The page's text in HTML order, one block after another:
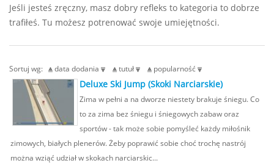
Jeśli jesteś zręczny, masz dobry refleks to kategoria to dobrze
trafiłeś. Tu możesz potrenować swoje umiejętności.
Sortuj wg: data dodania tutuł popularność
Deluxe Ski Jump (Skoki Narciarskie)
Zima w pełni a na dworze niestety brakuje śniegu. Co
to za zima bez śniegu i śniegowych zabaw oraz
sportów - tak może sobie pomyśleć każdy miłośnik
zimowych, białych plenerów. Żeby poprawić sobie choć trochę nastrój
można wziąć udział w skokach narciarskic...